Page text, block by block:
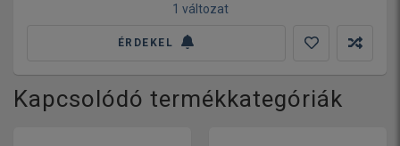
1 változat
ÉRDEKEL
Kapcsolódó termékkategóriák